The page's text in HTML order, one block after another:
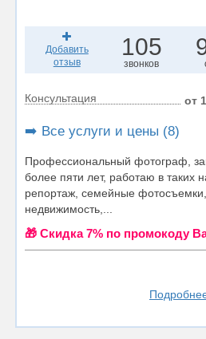
Добавить
отзыв
105
звонков
Консультация от
➡️ Все услуги и цены (8)
Профессиональный фотограф,
более пяти лет, работаю в таких
репортаж, семейные
недвижимость,...
🎁 Cкидка 7% по промокоду